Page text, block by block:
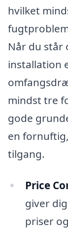
hvilket
Når du står
installation
mindst tre
gode
en
tilgang.
Price
giver
priser